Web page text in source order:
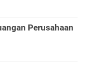
Perusahaan